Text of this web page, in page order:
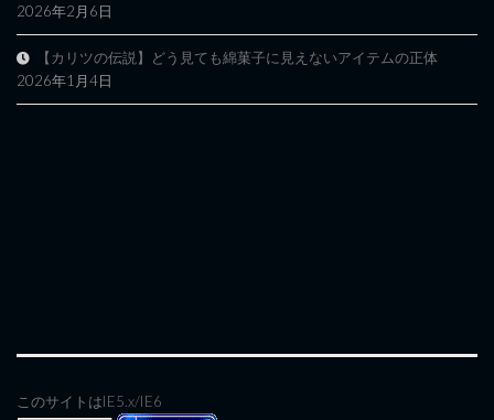
2026年2月6日
【カリツの伝説】どう見ても綿菓子に見えないアイテムの正体
2026年1月4日
このサイトはIE5.x/IE6